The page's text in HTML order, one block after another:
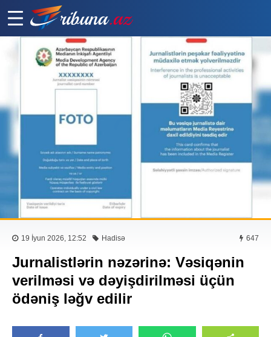
19 İyun 2026, 12:52 Hadisə 647
Jurnalistlərin nəzərinə: Vəsiqənin
verilməsi və dəyişdirilməsi üçün
ödəniş ləğv edilir